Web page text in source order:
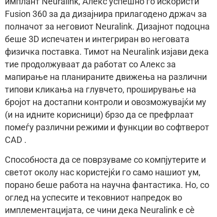
Fusion 360 за да дизајнира прилагодено држач за
полначот за неговиот Neuralink. Дизајнот подоцна
беше 3D испечатен и интегриран во неговата
физичка поставка. Тимот на Neuralink изјави дека
тие продолжуваат да работат со Алекс за
мапирање на планираните движења на различни
типови кликања на глувчето, проширување на
бројот на достапни контроли и овозможувајќи му
(и на идните корисници) брзо да се префрлаат
помеѓу различни режими и функции во софтверот
CAD .
Способноста да се поврзуваме со компјутерите и
светот околу нас користејќи го само нашиот ум,
порано беше работа на научна фантастика. Но, со
оглед на успесите и тековниот напредок во
имплементацијата, се чини дека Neuralink е сè